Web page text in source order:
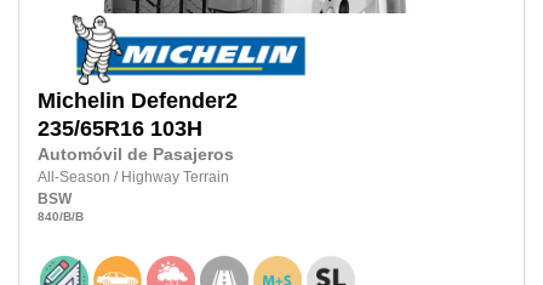
Michelin Defender2
235/65R16 103H
Automóvil de Pasajeros
All-Season / Highway Terrain
BSW
840/B/B